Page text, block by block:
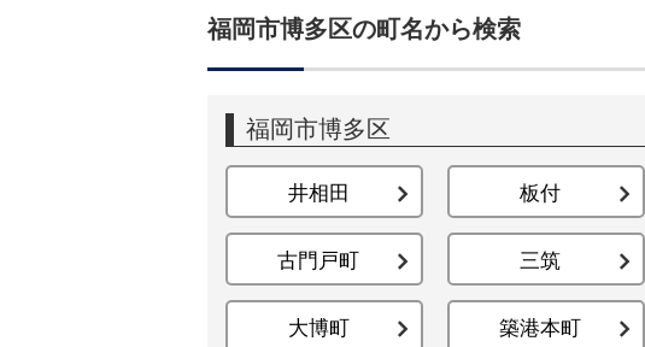
福岡市博多区の町名から検索
福岡市博多区
井相田 板付
古門戸町 三筑
大博町 築港本町